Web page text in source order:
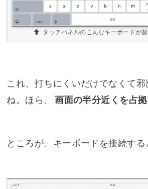
タッチパネルのこんなキーボードが
これ、打ちにくいだけでなくて邪
ね。ほら、
画面の半分近くを占
ところが、キーボードを接続する